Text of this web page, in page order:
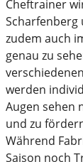
Cheftrainer
Scharfenberg
zudem auch
genau zu
werden
Augen sehen
und zu
Während
Saison noch